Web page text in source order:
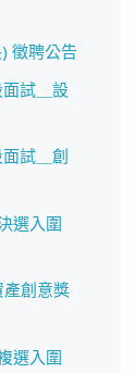
徵聘公告
試＿設
試＿創
選入圍
產創意獎
選入圍